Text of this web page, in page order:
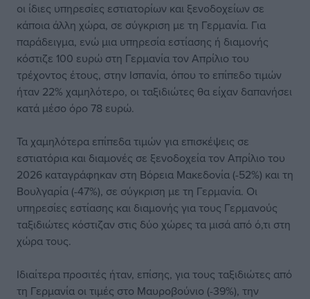
οι ίδιες υπηρεσίες εστιατορίων και ξενοδοχείων σε
κάποια άλλη χώρα, σε σύγκριση με τη Γερμανία. Για
παράδειγμα, ενώ μια υπηρεσία εστίασης ή διαμονής
κόστιζε 100 ευρώ στη Γερμανία τον Απρίλιο του
τρέχοντος έτους, στην Ισπανία, όπου το επίπεδο τιμών
ήταν 22% χαμηλότερο, οι ταξιδιώτες θα είχαν δαπανήσει
κατά μέσο όρο 78 ευρώ.
Τα χαμηλότερα επίπεδα τιμών για επισκέψεις σε
εστιατόρια και διαμονές σε ξενοδοχεία τον Απρίλιο του
2026 καταγράφηκαν στη Βόρεια Μακεδονία (-52%) και τη
Βουλγαρία (-47%), σε σύγκριση με τη Γερμανία. Οι
υπηρεσίες εστίασης και διαμονής για τους Γερμανούς
ταξιδιώτες κόστιζαν στις δύο χώρες τα μισά από ό,τι στη
χώρα τους.
Ιδιαίτερα προσιτές ήταν, επίσης, για τους ταξιδιώτες από
τη Γερμανία οι τιμές στο Μαυροβούνιο (-39%), την